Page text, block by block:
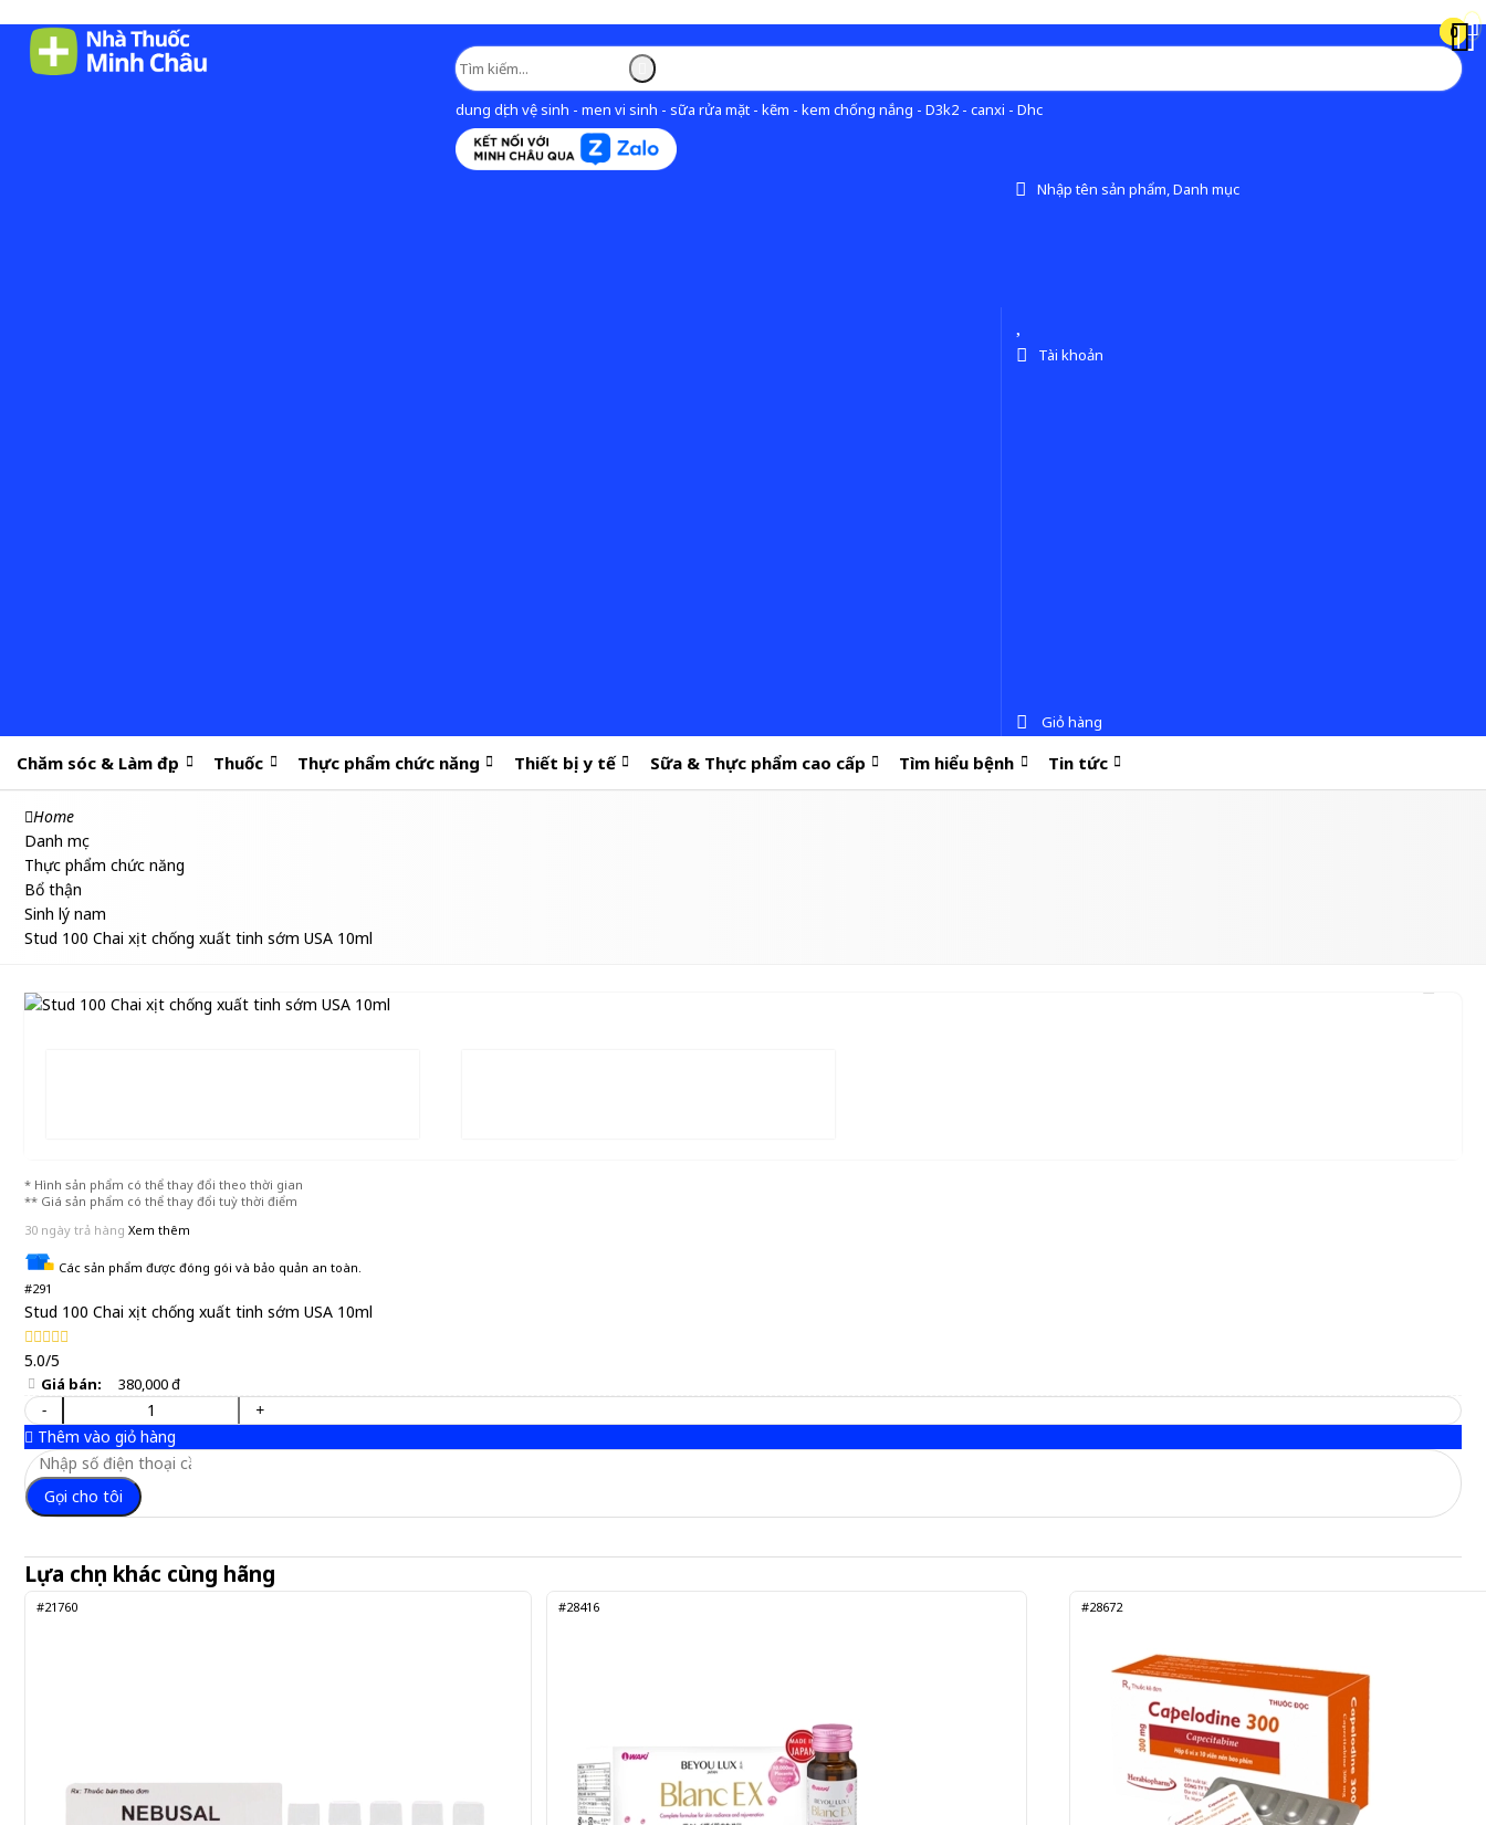
dung dịch vệ sinh - men vi sinh - sữa rửa mặt - kẽm - kem chống nắng - D3k2 - canxi - Dhc
Nhập tên sản phẩm, Danh mục
0
Tài khoản
0
Giỏ hàng
Chăm sóc & Làm đẹp Thuốc Thực phẩm chức năng Thiết bị y tế Sữa & Thực phẩm cao cấp Tìm hiểu bệnh Tin tức
Home
Danh mục
Thực phẩm chức năng
Bổ thận
Sinh lý nam
Stud 100 Chai xịt chống xuất tinh sớm USA 10ml
* Hình sản phẩm có thể thay đổi theo thời gian
** Giá sản phẩm có thể thay đổi tuỳ thời điểm
30 ngày trả hàng Xem thêm
Các sản phẩm được đóng gói và bảo quản an toàn.
#291
Stud 100 Chai xịt chống xuất tinh sớm USA 10ml
5.0/5
Giá bán: 380,000 đ
-
+
Thêm vào giỏ hàng
Gọi cho tôi
Lựa chọn khác cùng hãng
#21760 #28416 #28672